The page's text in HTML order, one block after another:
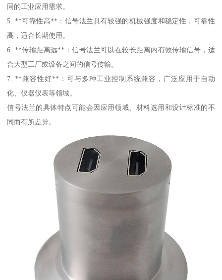
同的工业应用需求。
5. **可靠性高**：信号法兰具有较强的机械强度和稳定性，可靠性
高，适合长期使用。
6. **传输距离远**：信号法兰可以在较长距离内有效传输信号，适
合大型工厂或设备之间的信号传输。
7. **兼容性好**：可与多种工业控制系统兼容，广泛应用于自动
化、仪器仪表等领域。
信号法兰的具体特点可能会因应用领域、材料选用和设计标准的不
同而有所差异。